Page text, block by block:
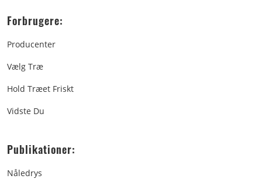
Forbrugere:
Producenter
Vælg Træ
Hold Træet Friskt
Vidste Du
Publikationer:
Nåledrys